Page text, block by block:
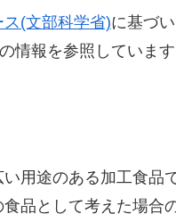
(文部科学省)に基づ
の情報を参照しています
用途のある加工食品
品として考えた場合